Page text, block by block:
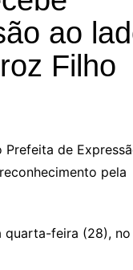
ao
Filho
de
pela
quarta-feira (28), no